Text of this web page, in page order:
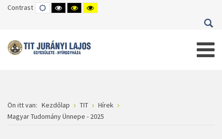
Contrast DEFAULT
MODE
HIGH
CONTRAST
HIGH
CONTRAST
HIGH
CONTRAST
Ön itt van: Kezdőlap TIT
Hírek
Magyar Tudomány Ünnepe - 2025